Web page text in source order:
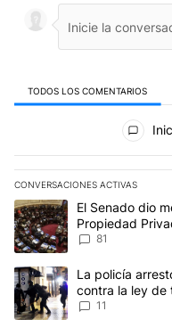
TODOS LOS COMENTARIOS
Todos los
CONVERSACIONES ACTIVAS
Este listado muestra los
Un artículo de tendencia
El Senado dio
Propiedad
Ley del Manejo
81
Un artículo de tendencia
La policía
contra la ley de
heridos
11